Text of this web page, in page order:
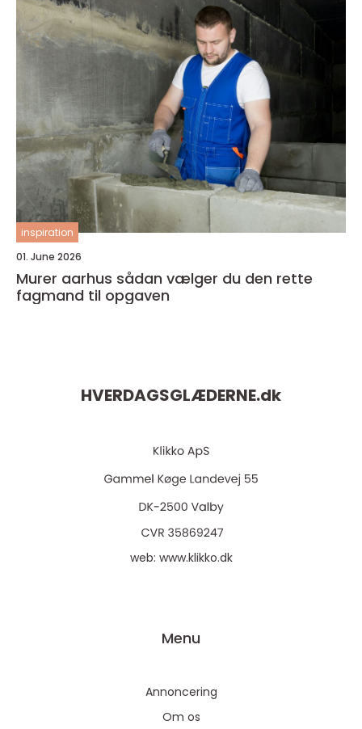
inspiration
01. June 2026
Murer aarhus sådan vælger du den rette
fagmand til opgaven
HVERDAGSGLÆDERNE.dk
web: www.klikko.dk
Menu
Annoncering
Om os